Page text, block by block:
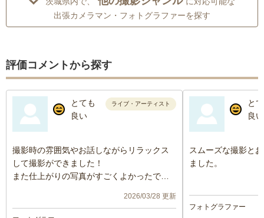
出張カメラマン・フォトグラファーを探す
評価コメントから探す
とても
良い
ライブ・アーティスト
撮影時の雰囲気やお話しながらリラックス
して撮影ができました！
また仕上がりの写真がすごくよかったで
また機会があれば頼みたいと思いました！
2026/03/28 更新
と
良い
スムーズな撮影と
ました。
フォトグラファー